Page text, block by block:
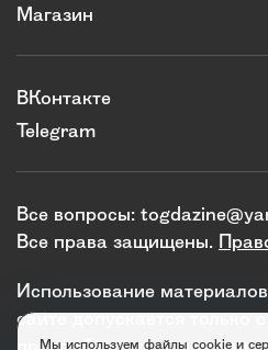
Магазин
ВКонтакте
Telegram
Все вопросы:
Все права защищены.
Использование
сайте допускается только
Мы используем файлы cookie и